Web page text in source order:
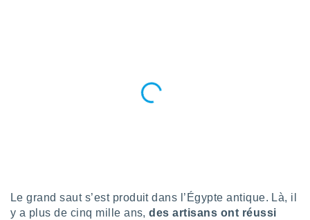
Le grand saut s’est produit dans l’Égypte antique. Là, il
y a plus de cinq mille ans,des artisans ont réussi